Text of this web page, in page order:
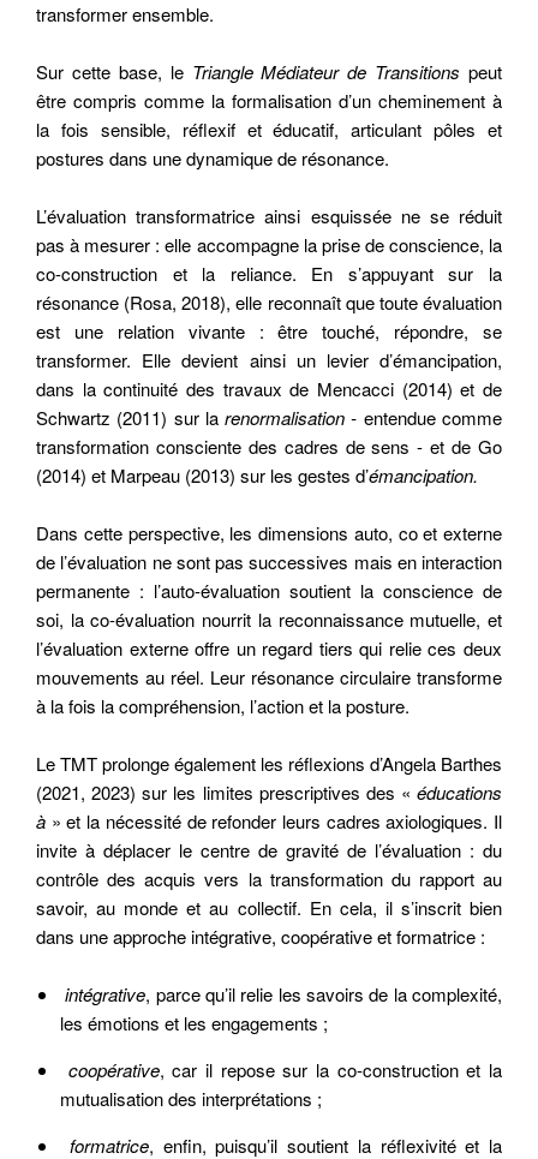
transformer ensemble.
Sur cette base, le Triangle Médiateur de Transitions peut
être compris comme la formalisation d’un cheminement à
la fois sensible, réflexif et éducatif, articulant pôles et
postures dans une dynamique de résonance.
L’évaluation transformatrice ainsi esquissée ne se réduit
pas à mesurer : elle accompagne la prise de conscience, la
co-construction et la reliance. En s’appuyant sur la
résonance (Rosa, 2018), elle reconnaît que toute évaluation
est une relation vivante : être touché, répondre, se
transformer. Elle devient ainsi un levier d’émancipation,
dans la continuité des travaux de Mencacci (2014) et de
Schwartz (2011) sur larenormalisation - entendue comme
transformation consciente des cadres de sens - et de Go
(2014) et Marpeau (2013) sur les gestes d’émancipation.
Dans cette perspective, les dimensions auto, co et externe
de l’évaluation ne sont pas successives mais en interaction
permanente : l’auto-évaluation soutient la conscience de
soi, la co-évaluation nourrit la reconnaissance mutuelle, et
l’évaluation externe offre un regard tiers qui relie ces deux
mouvements au réel. Leur résonance circulaire transforme
à la fois la compréhension, l’action et la posture.
Le TMT prolonge également les réflexions d’Angela Barthes
(2021, 2023) sur les limites prescriptives des « éducations
à » et la nécessité de refonder leurs cadres axiologiques. Il
invite à déplacer le centre de gravité de l’évaluation : du
contrôle des acquis vers la transformation du rapport au
savoir, au monde et au collectif. En cela, il s’inscrit bien
dans une approche intégrative, coopérative et formatrice :
intégrative, parce qu’il relie les savoirs de la complexité,
les émotions et les engagements ;
coopérative, car il repose sur la co-construction et la
mutualisation des interprétations ;
formatrice, enfin, puisqu’il soutient la réflexivité et la